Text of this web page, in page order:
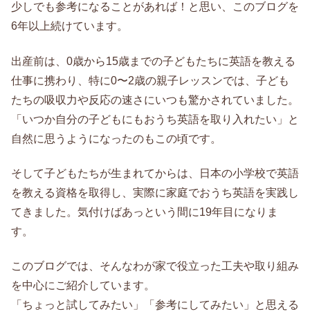
少しでも参考になることがあれば！と思い、このブログを
6年以上続けています。
出産前は、0歳から15歳までの子どもたちに英語を教える
仕事に携わり、特に0〜2歳の親子レッスンでは、子ども
たちの吸収力や反応の速さにいつも驚かされていました。
「いつか自分の子どもにもおうち英語を取り入れたい」と
自然に思うようになったのもこの頃です。
そして子どもたちが生まれてからは、日本の小学校で英語
を教える資格を取得し、実際に家庭でおうち英語を実践し
てきました。気付けばあっという間に19年目になりま
す。
このブログでは、そんなわが家で役立った工夫や取り組み
を中心にご紹介しています。
「ちょっと試してみたい」「参考にしてみたい」と思える